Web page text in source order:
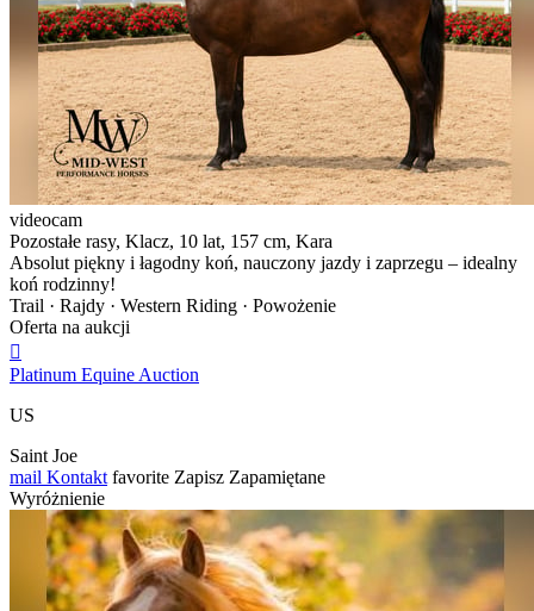
videocam
Pozostałe rasy, Klacz, 10 lat, 157 cm, Kara
Absolut piękny i łagodny koń, nauczony jazdy i zaprzegu – idealny
koń rodzinny!
Trail · Rajdy · Western Riding · Powożenie
Oferta na aukcji

Platinum Equine Auction
US
Saint Joe
mail Kontakt favorite Zapisz Zapamiętane
Wyróżnienie